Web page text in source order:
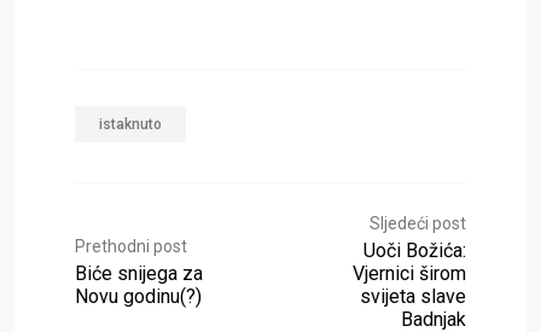
istaknuto
Prethodni post
Biće snijega za
Novu godinu(?)
Sljedeći post
Uoči Božića:
Vjernici širom
svijeta slave
Badnjak